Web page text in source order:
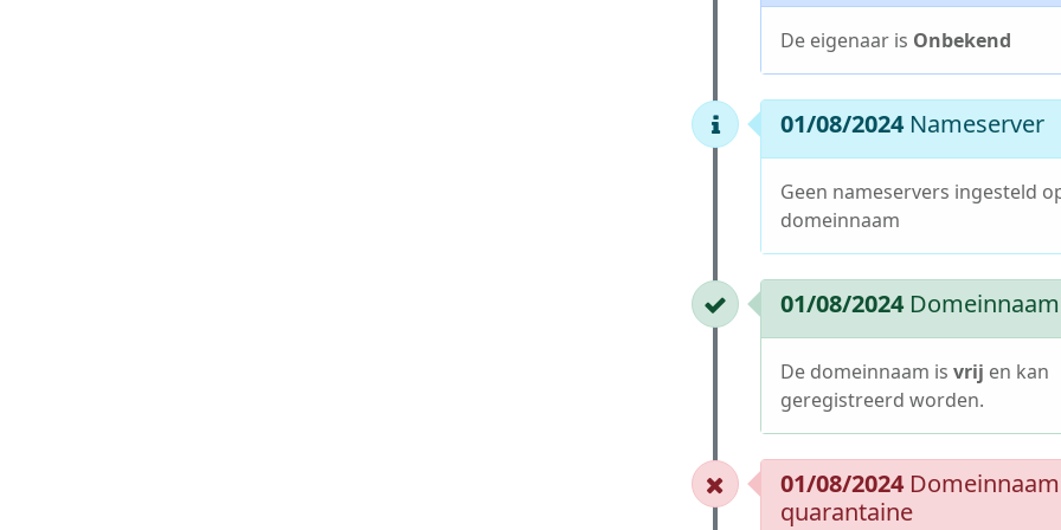
De eigenaar is Onbekend
01/08/2024 Nameserver
Geen nameservers ingesteld
domeinnaam
01/08/2024
De domeinnaam is vrij en kan
geregistreerd worden.
01/08/2024
quarantaine